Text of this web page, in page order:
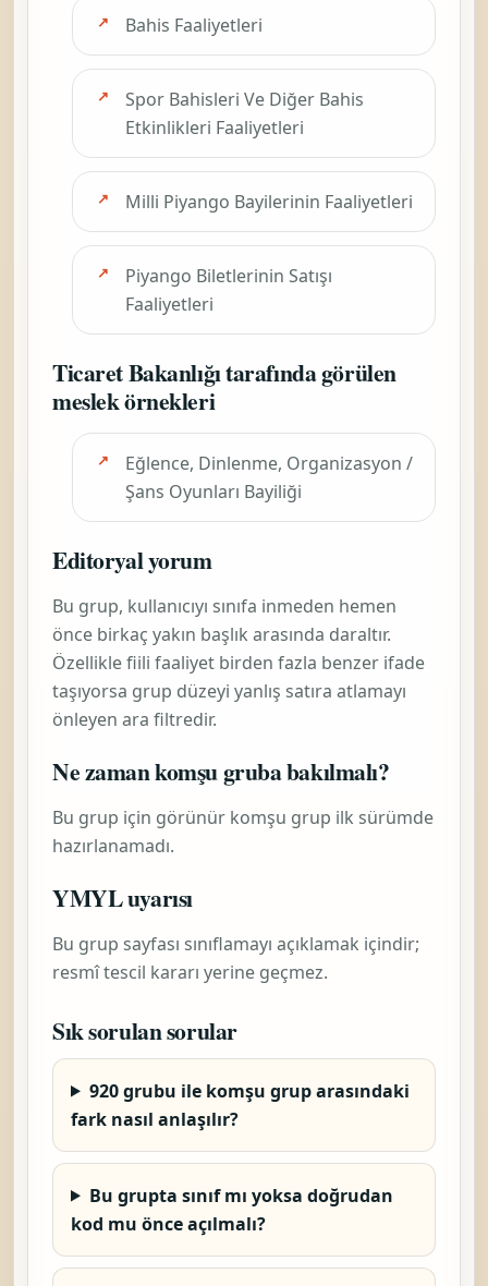
Bahis Faaliyetleri
Spor Bahisleri Ve Diğer Bahis
Etkinlikleri Faaliyetleri
Milli Piyango Bayilerinin Faaliyetleri
Piyango Biletlerinin Satışı
Faaliyetleri
Ticaret Bakanlığı tarafında görülen
meslek örnekleri
Eğlence, Dinlenme, Organizasyon /
Şans Oyunları Bayiliği
Editoryal yorum
Bu grup, kullanıcıyı sınıfa inmeden hemen
önce birkaç yakın başlık arasında daraltır.
Özellikle fiili faaliyet birden fazla benzer ifade
taşıyorsa grup düzeyi yanlış satıra atlamayı
önleyen ara filtredir.
Ne zaman komşu gruba bakılmalı?
Bu grup için görünür komşu grup ilk sürümde
hazırlanamadı.
YMYL uyarısı
Bu grup sayfası sınıflamayı açıklamak içindir;
resmî tescil kararı yerine geçmez.
Sık sorulan sorular
920 grubu ile komşu grup arasındaki
fark nasıl anlaşılır?
Bu grupta sınıf mı yoksa doğrudan
kod mu önce açılmalı?